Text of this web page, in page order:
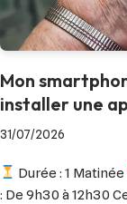
Mon
installer une
31/07/2026
Durée : 1 Matinée
: De 9h30 à 12h30